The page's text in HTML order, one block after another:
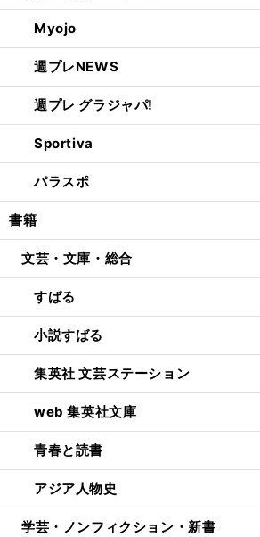
Myojo
週プレNEWS
週プレ グラジャパ!
Sportiva
パラスポ
書籍
文芸・文庫・総合
すばる
小説すばる
集英社 文芸ステーション
web 集英社文庫
青春と読書
アジア人物史
学芸・ノンフィクション・新書